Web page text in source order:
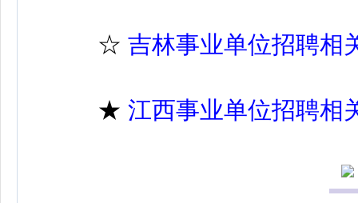
☆ 吉林事业单位招聘相
★ 江西事业单位招聘相